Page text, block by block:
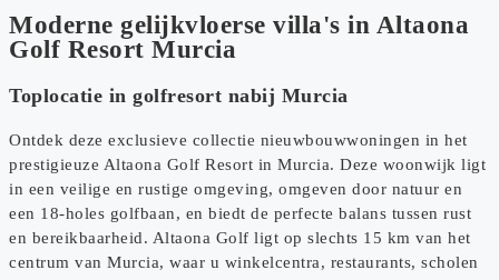
Moderne gelijkvloerse villa's in Altaona
Golf Resort Murcia
Toplocatie in golfresort nabij Murcia
Ontdek deze exclusieve collectie nieuwbouwwoningen in het
prestigieuze Altaona Golf Resort in Murcia. Deze woonwijk ligt
in een veilige en rustige omgeving, omgeven door natuur en
een 18-holes golfbaan, en biedt de perfecte balans tussen rust
en bereikbaarheid. Altaona Golf ligt op slechts 15 km van het
centrum van Murcia, waar u winkelcentra, restaurants, scholen